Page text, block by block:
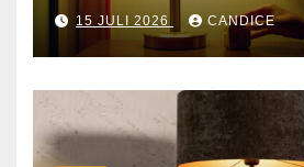
15 JULI 2026 CANDICE